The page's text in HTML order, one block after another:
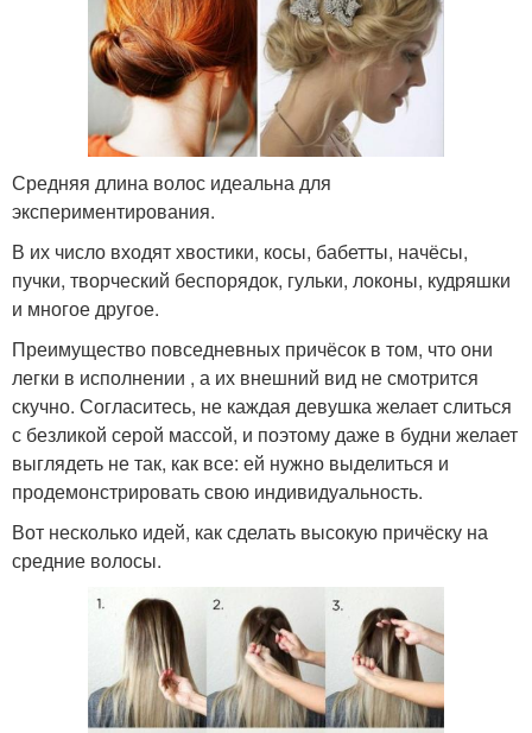
Средняя длина волос идеальна для
экспериментирования.
В их число входят хвостики, косы, бабетты, начёсы,
пучки, творческий беспорядок, гульки, локоны, кудряшки
и многое другое.
Преимущество повседневных причёсок в том, что они
легки в исполнении , а их внешний вид не смотрится
скучно. Согласитесь, не каждая девушка желает слиться
с безликой серой массой, и поэтому даже в будни желает
выглядеть не так, как все: ей нужно выделиться и
продемонстрировать свою индивидуальность.
Вот несколько идей, как сделать высокую причёску на
средние волосы.